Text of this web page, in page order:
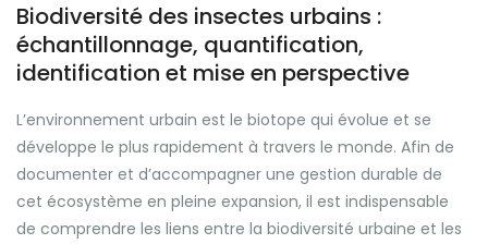
Biodiversité des insectes urbains :
échantillonnage, quantification,
identification et mise en perspective
L’environnement urbain est le biotope qui évolue et se
développe le plus rapidement à travers le monde. Afin de
documenter et d’accompagner une gestion durable de
cet écosystème en pleine expansion, il est indispensable
de comprendre les liens entre la biodiversité urbaine et les